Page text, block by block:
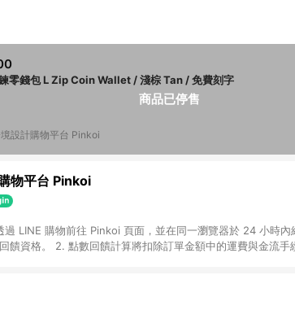
商品已停售
零錢包 L Zip Coin Wallet / 淺棕 Tan / 免費刻字
設計購物平台 Pinkoi
物平台 Pinkoi
過 LINE 購物前往 Pinkoi 頁面，並在同一瀏覽器於 24 小時
饋資格。 2. 點數回饋計算將扣除訂單金額中的運費與金流手
APP 請更新至Android v4.6.0 / iOS v4.1.5 以上才具贈點資